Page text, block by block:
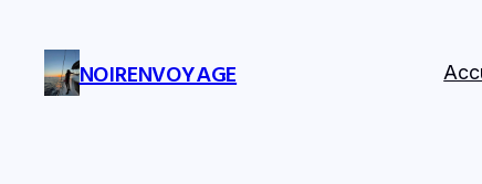
NOIRENVOYAGE